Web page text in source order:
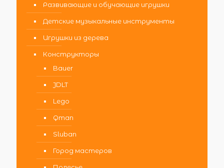
Развивающие и обучающие игрушки
Детские музыкальные инструменты
Игрушки из дерева
Конструкторы
Bauer
JDLT
Lego
Qman
Sluban
Город мастеров